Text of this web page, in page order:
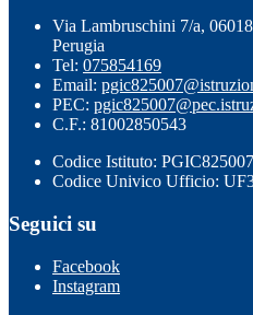
Via Lambruschini 7/a,
Perugia
Tel: 075854169
Email:
PEC:
C.F.: 81002850543
Codice Istituto: PGIC825007
Codice Univico Ufficio:
Seguici su
Facebook
Instagram